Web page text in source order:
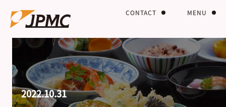
MENU
CONTACT
2022.10.31